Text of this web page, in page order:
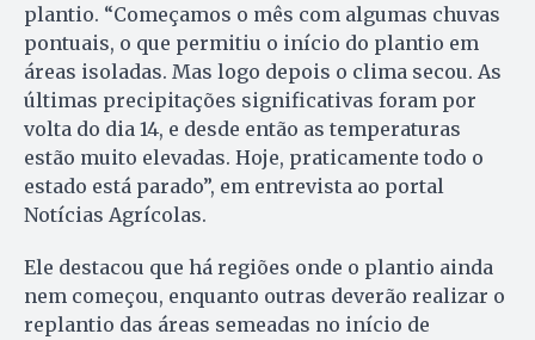
plantio. “Começamos o mês com algumas chuvas
pontuais, o que permitiu o início do plantio em
áreas isoladas. Mas logo depois o clima secou. As
últimas precipitações significativas foram por
volta do dia 14, e desde então as temperaturas
estão muito elevadas. Hoje, praticamente todo o
estado está parado”, em entrevista ao portal
Notícias Agrícolas.
Ele destacou que há regiões onde o plantio ainda
nem começou, enquanto outras deverão realizar o
replantio das áreas semeadas no início de